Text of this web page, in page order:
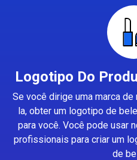
Logotipo Do
Se você dirige uma marca de
la, obter um logotipo de
para você. Você pode usar
profissionais para criar um
de